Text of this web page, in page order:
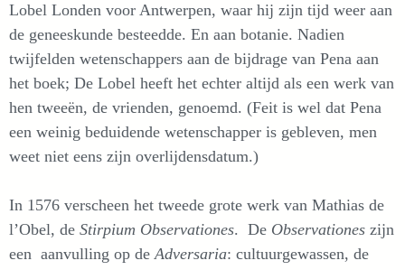
Lobel Londen voor Antwerpen, waar hij zijn tijd weer aan
de geneeskunde besteedde. En aan botanie. Nadien
twijfelden wetenschappers aan de bijdrage van Pena aan
het boek; De Lobel heeft het echter altijd als een werk van
hen tweeën, de vrienden, genoemd. (Feit is wel dat Pena
een weinig beduidende wetenschapper is gebleven, men
weet niet eens zijn overlijdensdatum.)
In 1576 verscheen het tweede grote werk van Mathias de
l’Obel, de Stirpium Observationes. De Observationes zijn
een aanvulling op deAdversaria: cultuurgewassen, de